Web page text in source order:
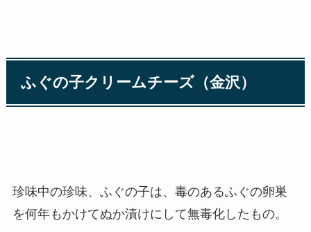
ふぐの子クリームチーズ（金沢）
珍味中の珍味、ふぐの子は、毒のあるふぐの卵巣
を何年もかけてぬか漬けにして無毒化したもの。